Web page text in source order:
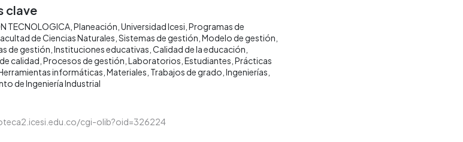
clave
TECNOLOGICA Planeación Universidad Icesi Programas de
de Ciencias Naturales Sistemas de gestión Modelo de gestión
de gestión Instituciones educativas Calidad de la educación
calidad Procesos de gestión Laboratorios Estudiantes Prácticas
informáticas Materiales Trabajos de grado Ingenierías
de Ingeniería Industrial
cgi-olib?oid=326224